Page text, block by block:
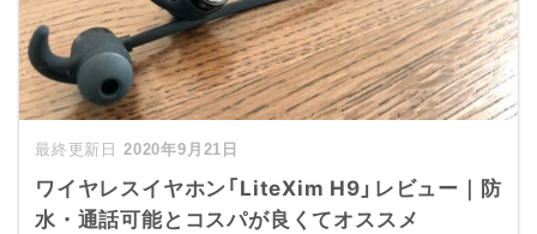
2020年9月21日
ワイヤレスイヤホン「LiteXim H9」レビュー｜防
水・通話可能とコスパが良くてオススメ